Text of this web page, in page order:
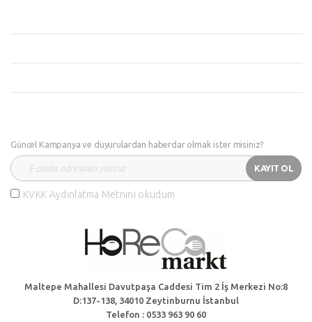
Güncel Kampanya ve duyurulardan haberdar olmak ister misiniz?
KAYIT OL
KVKK Aydınlatma Metnini okudum
Maltepe Mahallesi Davutpaşa Caddesi Tim 2 İş Merkezi No:8
D:137-138, 34010 Zeytinburnu İstanbul
Telefon : 0533 963 90 60